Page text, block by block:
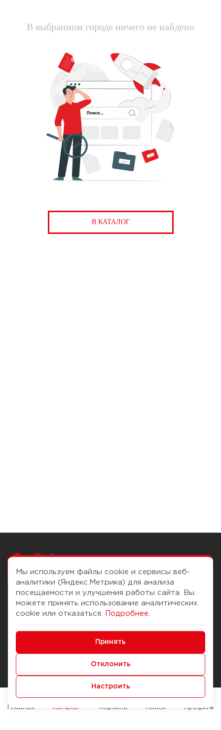
В выбранном городе ничего не найдено
В КАТАЛОГ
Чтобы вам легко
О компании
История Компании
Журнал
Наши марки
Брендирование
Помощь
Доставка и оплата
Способы оплаты
Служба контроля качества
Мы используем файлы cookie и сервисы веб-
аналитики (Яндекс.Метрика) для анализа
посещаемости и улучшения работы сайта. Вы
можете принять использование аналитических
cookie или отказаться.
Подробнее
Принять
Отклонить
Настроить
Главная Каталог Корзина Поиск Профиль